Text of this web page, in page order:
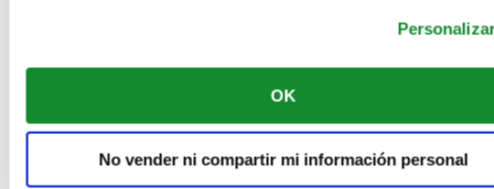
OK
No vender ni compartir mi información personal
AL-GHAZALI RIYADH
Riyadh
Arabia Saudí